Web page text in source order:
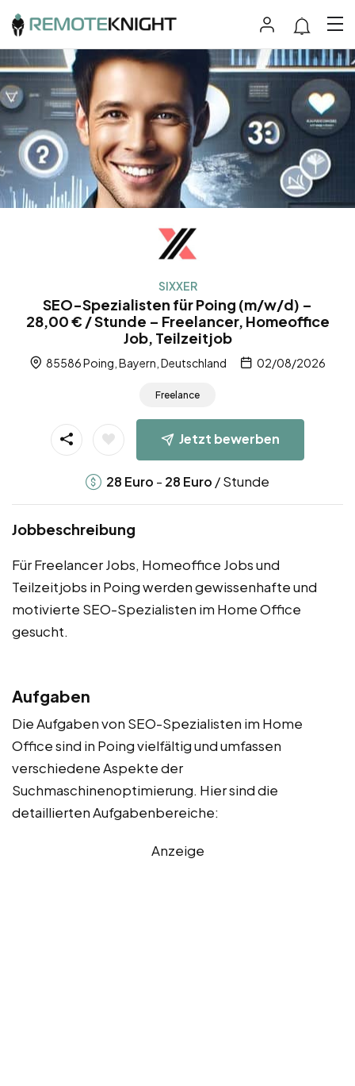
SIXXER
SEO-Spezialisten für Poing (m/w/d) –
28,00 € / Stunde – Freelancer, Homeoffice
Job, Teilzeitjob
85586 Poing, Bayern, Deutschland 02/08/2026
Freelance
Jetzt bewerben
28 Euro - 28 Euro / Stunde
Jobbeschreibung
Für Freelancer Jobs, Homeoffice Jobs und
Teilzeitjobs in Poing werden gewissenhafte und
motivierte SEO-Spezialisten im Home Office
gesucht.
Aufgaben
Die Aufgaben von SEO-Spezialisten im Home
Office sind in Poing vielfältig und umfassen
verschiedene Aspekte der
Suchmaschinenoptimierung. Hier sind die
detaillierten Aufgabenbereiche:
Anzeige